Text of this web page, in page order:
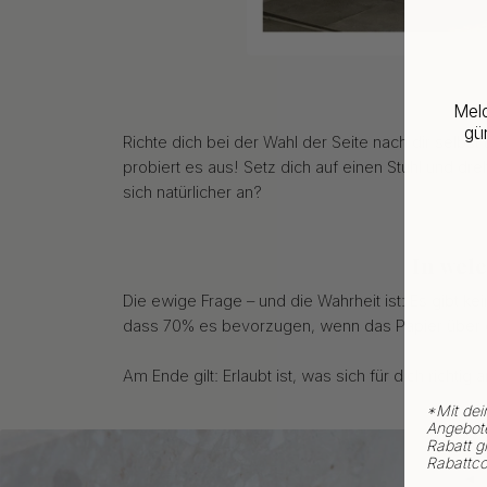
Richte dich bei der Wahl der Seite nach dir
probiert es aus! Setz dich auf einen Stuhl und
sich natürlicher an?
In
Die ewige Frage – und die Wahrheit ist: Es gibt
dass 70% es bevorzugen, wenn das Papier
Am Ende gilt: Erlaubt ist, was sich für dich richtig
*Mit
Rabatt